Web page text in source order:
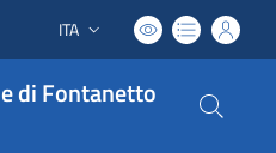
Lingua attiva:
ITA
di Fontanetto